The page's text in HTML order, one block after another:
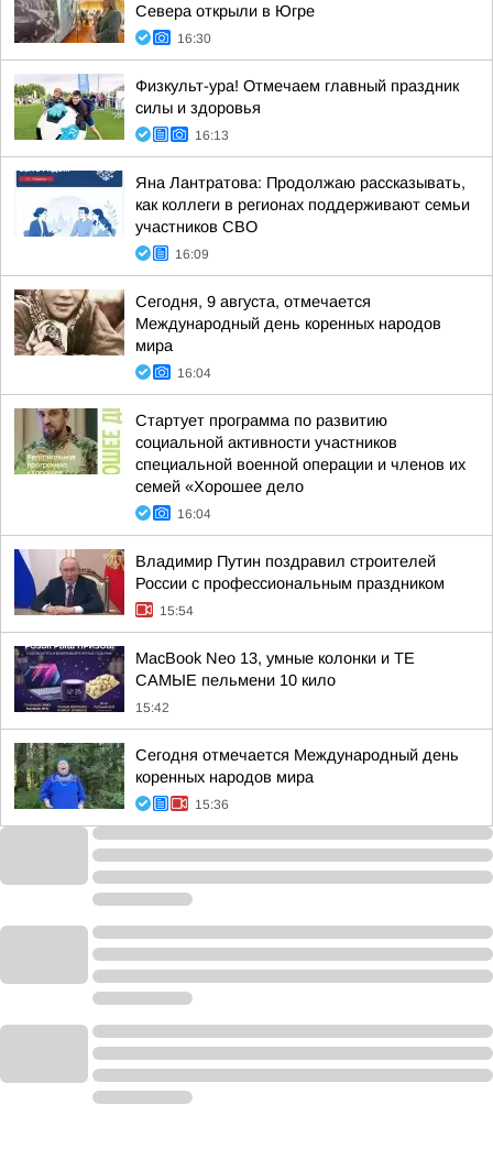
Севера открыли в Югре
16:30
Физкульт-ура! Отмечаем главный праздник
силы и здоровья
16:13
Яна Лантратова: Продолжаю рассказывать,
как коллеги в регионах поддерживают семьи
участников СВО
16:09
Сегодня, 9 августа, отмечается
Международный день коренных народов
мира
16:04
Стартует программа по развитию
социальной активности участников
специальной военной операции и членов их
семей «Хорошее дело
16:04
Владимир Путин поздравил строителей
России с профессиональным праздником
15:54
MacBook Neo 13, умные колонки и ТЕ
САМЫЕ пельмени 10 кило
15:42
Сегодня отмечается Международный день
коренных народов мира
15:36